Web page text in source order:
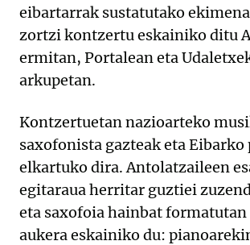
eibartarrak sustatutako
zortzi kontzertu eskainiko ditu
ermitan, Portalean eta
arkupetan.
Kontzertuetan nazioarteko
saxofonista gazteak eta
elkartuko dira. Antolatzaileen
egitaraua herritar guztiei
eta saxofoia hainbat
aukera eskainiko du: